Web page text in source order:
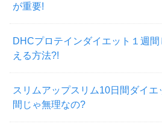
が重要!
DHCプロテインダイエット１週
える方法?!
スリムアップスリム10日間ダイエ
間じゃ無理なの?